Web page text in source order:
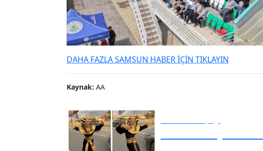
DAHA FAZLA SAMSUN HABER İÇİN TIKLAYIN
Kaynak: AA